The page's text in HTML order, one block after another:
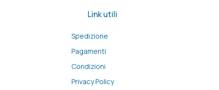
Link utili
Spedizione
Pagamenti
Condizioni
Privacy Policy